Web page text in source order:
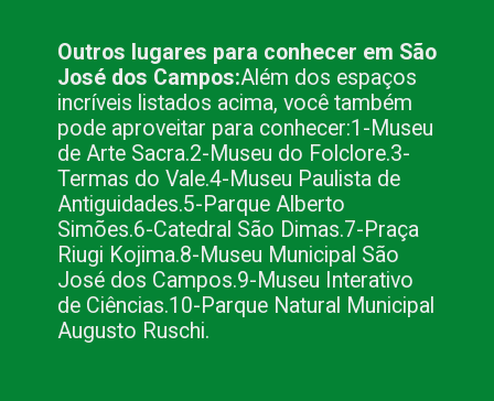
Outros lugares para conhecer em São
José dos Campos:Além dos espaços
incríveis listados acima, você também
pode aproveitar para conhecer:1-Museu
de Arte Sacra.2-Museu do Folclore.3-
Termas do Vale.4-Museu Paulista de
Antiguidades.5-Parque Alberto
Simões.6-Catedral São Dimas.7-Praça
Riugi Kojima.8-Museu Municipal São
José dos Campos.9-Museu Interativo
de Ciências.10-Parque Natural Municipal
Augusto Ruschi.